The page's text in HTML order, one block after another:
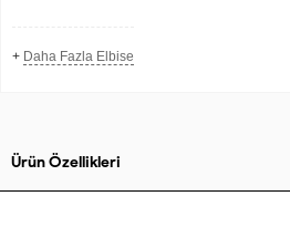
+ Daha Fazla Elbise
Ürün Özellikleri